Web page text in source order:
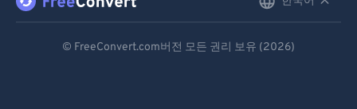
© FreeConvert.com버전 모든 권리 보유 (2026)